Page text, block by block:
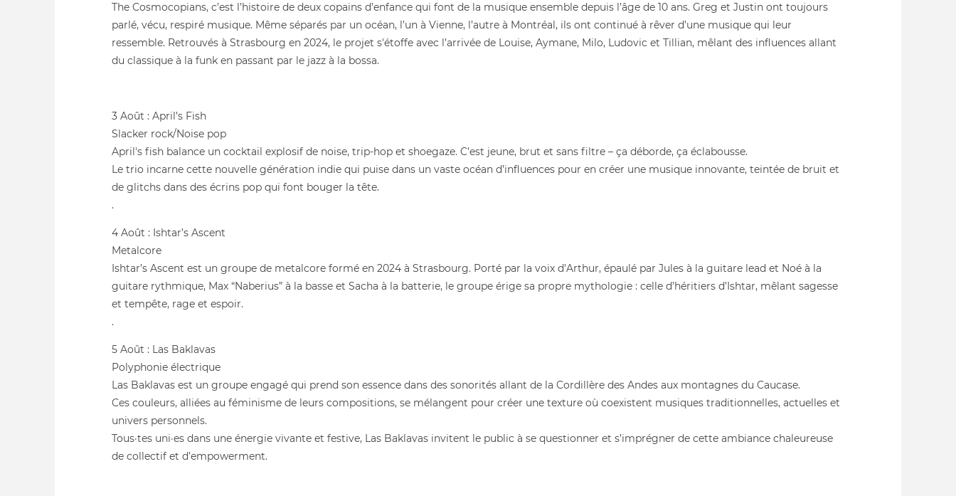
The Cosmocopians, c’est l’histoire de deux copains d’enfance qui font de la musique ensemble depuis l’âge de 10 ans. Greg et Justin ont toujours
parlé, vécu, respiré musique. Même séparés par un océan, l’un à Vienne, l’autre à Montréal, ils ont continué à rêver d’une musique qui leur
ressemble. Retrouvés à Strasbourg en 2024, le projet s'étoffe avec l’arrivée de Louise, Aymane, Milo, Ludovic et Tillian, mêlant des influences allant
du classique à la funk en passant par le jazz à la bossa.
3 Août : April’s Fish
Slacker rock/Noise pop
April's fish balance un cocktail explosif de noise, trip-hop et shoegaze. C’est jeune, brut et sans filtre – ça déborde, ça éclabousse.
Le trio incarne cette nouvelle génération indie qui puise dans un vaste océan d’influences pour en créer une musique innovante, teintée de bruit et
de glitchs dans des écrins pop qui font bouger la tête.
.
4 Août : Ishtar’s Ascent
Metalcore
Ishtar’s Ascent est un groupe de metalcore formé en 2024 à Strasbourg. Porté par la voix d’Arthur, épaulé par Jules à la guitare lead et Noé à la
guitare rythmique, Max “Naberius” à la basse et Sacha à la batterie, le groupe érige sa propre mythologie : celle d’héritiers d’Ishtar, mêlant sagesse
et tempête, rage et espoir.
.
5 Août : Las Baklavas
Polyphonie électrique
Las Baklavas est un groupe engagé qui prend son essence dans des sonorités allant de la Cordillère des Andes aux montagnes du Caucase.
Ces couleurs, alliées au féminisme de leurs compositions, se mélangent pour créer une texture où coexistent musiques traditionnelles, actuelles et
univers personnels.
Tous·tes uni·es dans une énergie vivante et festive, Las Baklavas invitent le public à se questionner et s’imprégner de cette ambiance chaleureuse
de collectif et d’empowerment.